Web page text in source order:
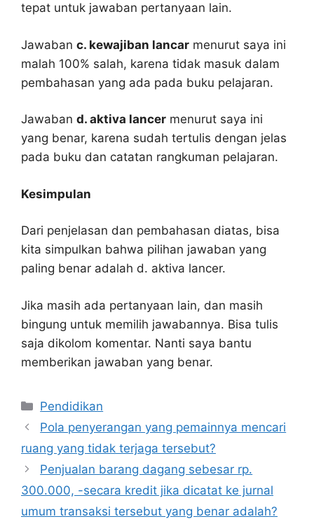
tepat untuk jawaban pertanyaan lain.
Jawaban c. kewajiban lancar menurut saya ini
malah 100% salah, karena tidak masuk dalam
pembahasan yang ada pada buku pelajaran.
Jawaban d. aktiva lancer menurut saya ini
yang benar, karena sudah tertulis dengan jelas
pada buku dan catatan rangkuman pelajaran.
Kesimpulan
Dari penjelasan dan pembahasan diatas, bisa
kita simpulkan bahwa pilihan jawaban yang
paling benar adalah d. aktiva lancer.
Jika masih ada pertanyaan lain, dan masih
bingung untuk memilih jawabannya. Bisa tulis
saja dikolom komentar. Nanti saya bantu
memberikan jawaban yang benar.
Kategori
Pendidikan
Pola penyerangan yang pemainnya mencari
ruang yang tidak terjaga tersebut?
Penjualan barang dagang sebesar rp.
300.000, -secara kredit jika dicatat ke jurnal
umum transaksi tersebut yang benar adalah?